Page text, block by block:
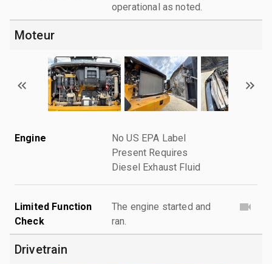
operational as noted.
Moteur
Engine
No US EPA Label
Present Requires
Diesel Exhaust Fluid
Limited Function
Check
The engine started and
ran.
Drivetrain